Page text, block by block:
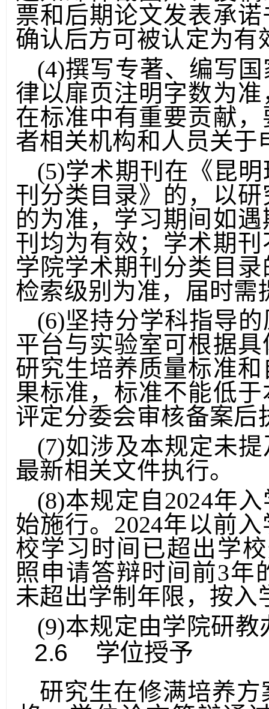
通知邮件截图）、投
票和后期论文发表承
确认后方可被认定为有
(4)撰写专著、编写
律以扉页注明字数为
在标准中有重要贡献
者相关机构和人员关
(5)学术期刊在《昆
刊分类目录》的，以
的为准，学习期间如
刊均为有效；学术期
学院学术期刊分类目
检索级别为准，届时需
(6)坚持分学科指导
平台与实验室可根据
研究生培养质量标准
果标准，标准不能低
评定分委会审核备案后
(7)如涉及本规定未
最新相关文件执行。
(8)本规定自2024 年
始施行。2024 年以前
校学习时间已超出学
照申请答辩时间前3年
未超出学制年限，按入
(9)本规定由学院研教
2.6 学位授予